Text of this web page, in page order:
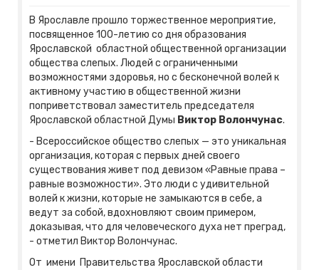
В Ярославле прошло торжественное мероприятие,
посвященное 100-летию со дня образования
Ярославской областной общественной организации
общества слепых. Людей с ограниченными
возможностями здоровья, но с бесконечной волей к
активному участию в общественной жизни
поприветствовал заместитель председателя
Ярославской областной Думы Виктор Волончунас.
- Всероссийское общество слепых — это уникальная
организация, которая с первых дней своего
существования живет под девизом «Равные права –
равные возможности». Это люди с удивительной
волей к жизни, которые не замыкаются в себе, а
ведут за собой, вдохновляют своим примером,
доказывая, что для человеческого духа нет преград,
- отметил Виктор Волончунас.
От имени Правительства Ярославской области